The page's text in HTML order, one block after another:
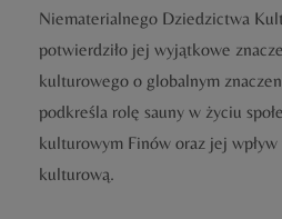
Niematerialnego Dziedzictwa
potwierdziło jej wyjątkowe
kulturowego o globalnym
podkreśla rolę sauny w życiu
kulturowym Finów oraz jej
kulturową.